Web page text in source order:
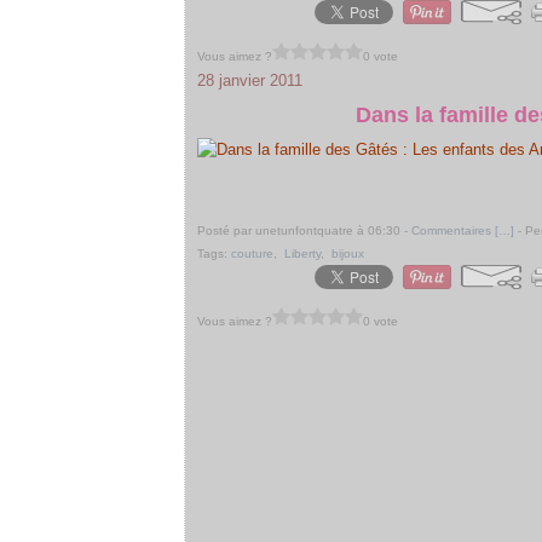
Vous aimez ? 0 vote
28 janvier 2011
Dans la famille
Posté par unetunfontquatre à 06:30 - Commentaires [ ] -
Tags: couture Liberty, bijoux
Vous aimez ? 0 vote